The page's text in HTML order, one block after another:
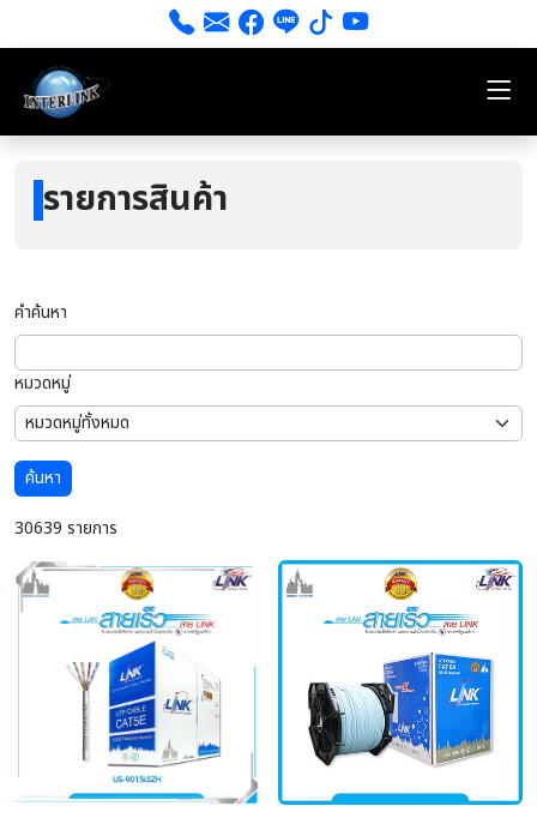
รายการสินค้า
คำค้นหา
หมวดหมู่
ค้นหา
30639 รายการ